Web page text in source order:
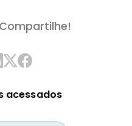
acessados